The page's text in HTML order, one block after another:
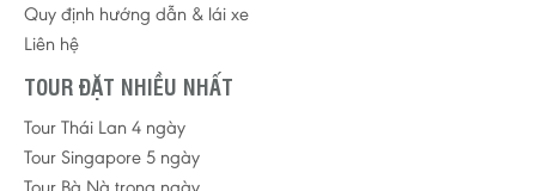
Quy định hướng dẫn & lái xe
Liên hệ
TOUR ĐẶT NHIỀU NHẤT
Tour Thái Lan 4 ngày
Tour Singapore 5 ngày